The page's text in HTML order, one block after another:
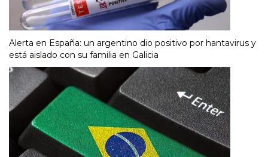
Alerta en España: un argentino dio positivo por hantavirus y
está aislado con su familia en Galicia